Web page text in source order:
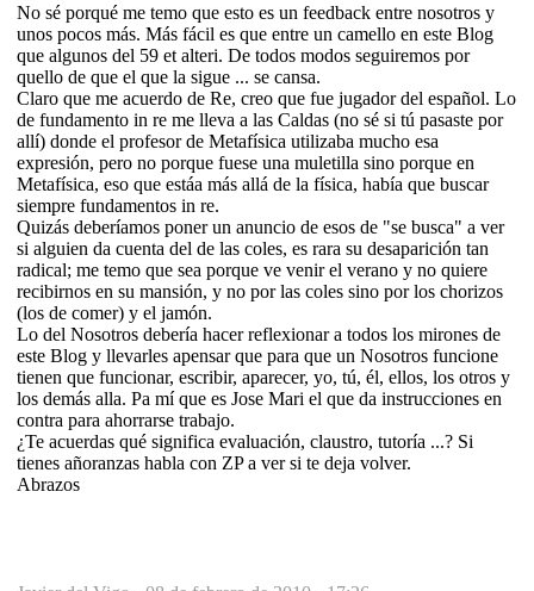
No sé porqué me temo que esto es un feedback entre nosotros y
unos pocos más. Más fácil es que entre un camello en este Blog
que algunos del 59 et alteri. De todos modos seguiremos por
quello de que el que la sigue ... se cansa.
Claro que me acuerdo de Re, creo que fue jugador del español. Lo
de fundamento in re me lleva a las Caldas (no sé si tú pasaste por
allí) donde el profesor de Metafísica utilizaba mucho esa
expresión, pero no porque fuese una muletilla sino porque en
Metafísica, eso que estáa más allá de la física, había que buscar
siempre fundamentos in re.
Quizás deberíamos poner un anuncio de esos de "se busca" a ver
si alguien da cuenta del de las coles, es rara su desaparición tan
radical; me temo que sea porque ve venir el verano y no quiere
recibirnos en su mansión, y no por las coles sino por los chorizos
(los de comer) y el jamón.
Lo del Nosotros debería hacer reflexionar a todos los mirones de
este Blog y llevarles apensar que para que un Nosotros funcione
tienen que funcionar, escribir, aparecer, yo, tú, él, ellos, los otros y
los demás alla. Pa mí que es Jose Mari el que da instrucciones en
contra para ahorrarse trabajo.
¿Te acuerdas qué significa evaluación, claustro, tutoría ...? Si
tienes añoranzas habla con ZP a ver si te deja volver.
Abrazos